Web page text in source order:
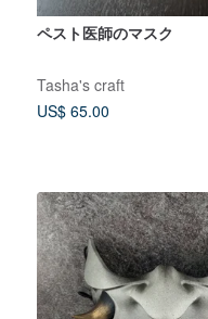
ペスト医師のマスク
Tasha's craft
US$ 65.00